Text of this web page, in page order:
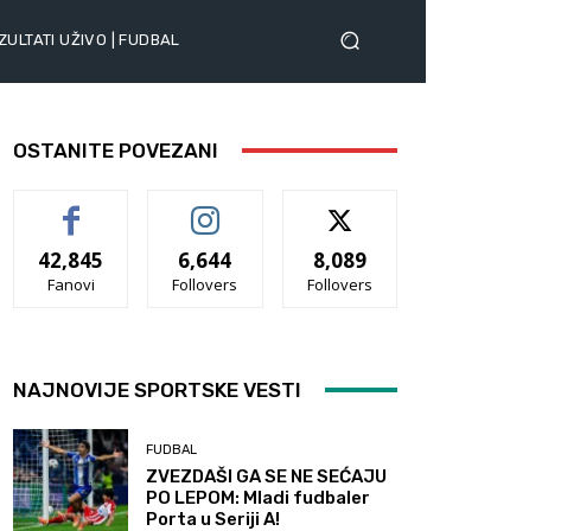
UŽIVO | FUDBAL
OSTANITE POVEZANI
42,845
Fanovi
6,644
Follovers
8,089
Follovers
NAJNOVIJE SPORTSKE VESTI
FUDBAL
ZVEZDAŠI GA SE NE SEĆAJU
PO LEPOM: Mladi fudbaler
Porta u Seriji A!